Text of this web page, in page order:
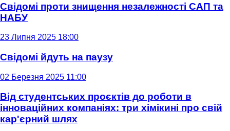
Свідомі проти знищення незалежності САП та
НАБУ
23 Липня 2025 18:00
Свідомі йдуть на паузу
02 Березня 2025 11:00
Від студентських проєктів до роботи в
інноваційних компаніях: три хімікині про свій
кар'єрний шлях